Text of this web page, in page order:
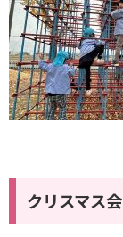
クリスマス会